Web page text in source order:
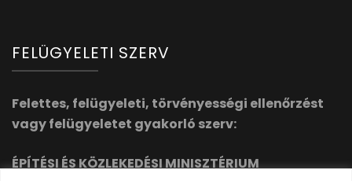
FELÜGYELETI SZERV
Felettes, felügyeleti, törvényességi ellenőrzést
vagy felügyeletet gyakorló szerv:
ÉPÍTÉSI ÉS KÖZLEKEDÉSI MINISZTÉRIUM